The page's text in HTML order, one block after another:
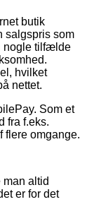
butik
salgspris som
nogle tilfælde
hvilket
nettet.
Som et
fra f.eks.
flere omgange.
man altid
er for det